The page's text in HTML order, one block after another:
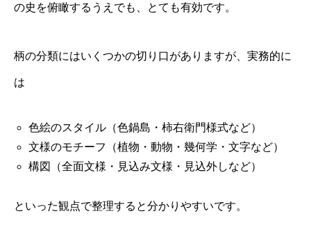
の史を俯瞰するうえでも、とても有効です。
柄の分類にはいくつかの切り口がありますが、実務的に
は
色絵のスタイル（色鍋島・柿右衛門様式など）
文様のモチーフ（植物・動物・幾何学・文字など）
構図（全面文様・見込み文様・見込外しなど）
といった観点で整理すると分かりやすいです。